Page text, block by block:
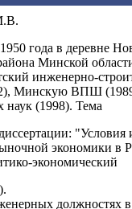
года в деревне
Минской
инженерно-
Минскую ВПШ
наук (1998). Тема
"Условия
экономики в
экономический
должностях в